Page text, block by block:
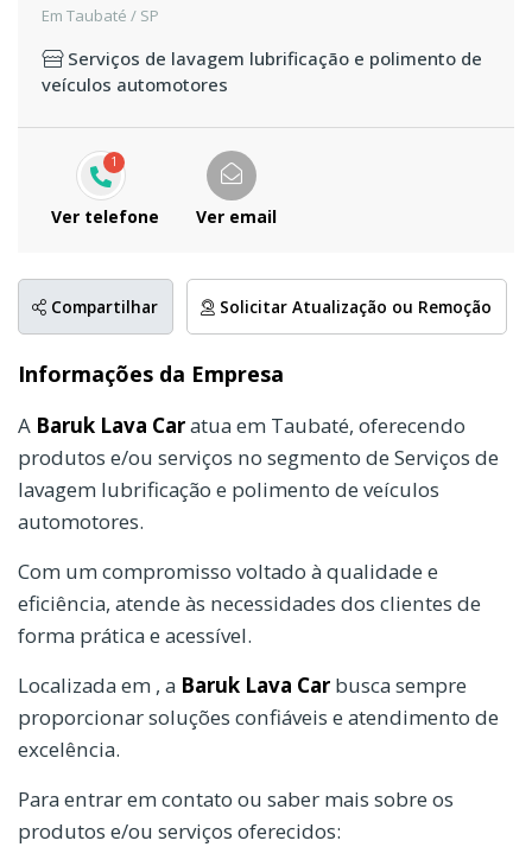
Em Taubaté / SP
Serviços de lavagem lubrificação e polimento de
veículos automotores
1
Ver telefone Ver email
Compartilhar Solicitar Atualização ou Remoção
Informações da Empresa
A Baruk Lava Caratua em Taubaté, oferecendo
produtos e/ou serviços no segmento de Serviços de
lavagem lubrificação e polimento de veículos
automotores.
Com um compromisso voltado à qualidade e
eficiência, atende às necessidades dos clientes de
forma prática e acessível.
Localizada em , a Baruk Lava Car busca sempre
proporcionar soluções confiáveis e atendimento de
excelência.
Para entrar em contato ou saber mais sobre os
produtos e/ou serviços oferecidos: